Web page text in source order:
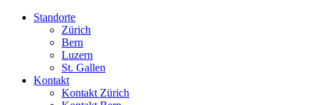
Standorte
Zürich
Bern
Luzern
St. Gallen
Kontakt
Kontakt Zürich